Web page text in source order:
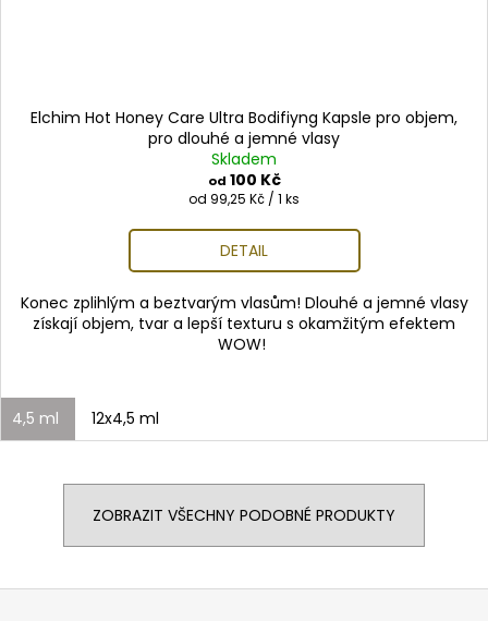
Elchim Hot Honey Care Ultra Bodifiyng Kapsle pro objem,
pro dlouhé a jemné vlasy
Skladem
od 100 Kč
Měrná
od 99,25 Kč / 1 ks
DETAIL
Konec zplihlým a beztvarým vlasům! Dlouhé a jemné vlasy
získají objem, tvar a lepší texturu s okamžitým efektem
WOW!
4,5 ml 12x4,5 ml
ZOBRAZIT VŠECHNY PODOBNÉ PRODUKTY
Z